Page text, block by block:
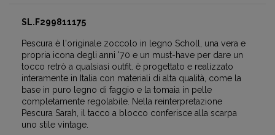
SL.F299811175
Pescura è l'originale zoccolo in legno Scholl, una vera e
propria icona degli anni '70 e un must-have per dare un
tocco retrò a qualsiasi outfit. è progettato e realizzato
interamente in Italia con materiali di alta qualità, come la
base in puro legno di faggio e la tomaia in pelle
completamente regolabile. Nella reinterpretazione
Pescura Sarah, il tacco a blocco conferisce alla scarpa
uno stile vintage.